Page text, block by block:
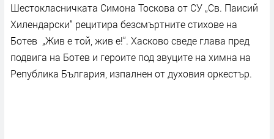
Шестокласничката Симона Тоскова от СУ „Св. Паисий
Хилендарски“ рецитира безсмъртните стихове на
Ботев „Жив е той, жив е!“. Хасково сведе глава пред
подвига на Ботев и героите под звуците на химна на
Република България, изпалнен от духовия оркестър.